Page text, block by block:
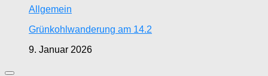
Allgemein
Grünkohlwanderung am 14.2
9. Januar 2026